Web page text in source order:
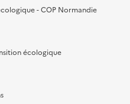
- COP Normandie
écologique